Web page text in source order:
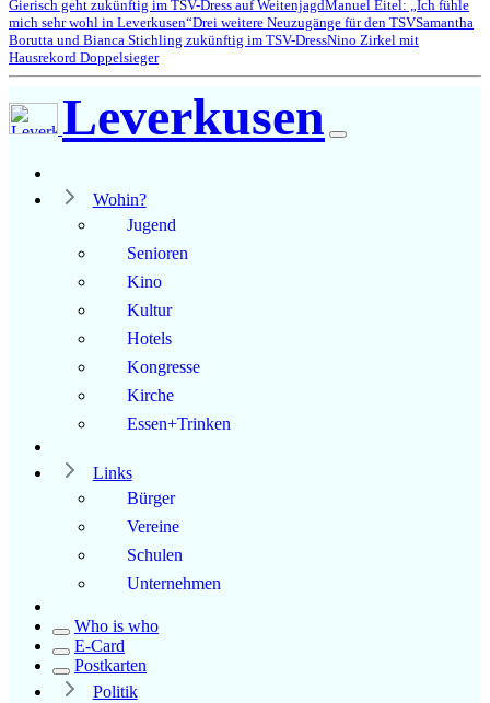
Gierisch geht zukünftig im TSV-Dress auf WeitenjagdManuel Eitel: „Ich fühle
mich sehr wohl in Leverkusen“Drei weitere Neuzugänge für den TSVSamantha
Borutta und Bianca Stichling zukünftig im TSV-DressNino Zirkel mit
Hausrekord Doppelsieger
Leverkusen
Wohin?
Jugend
Senioren
Kino
Kultur
Hotels
Kongresse
Kirche
Essen+Trinken
Links
Bürger
Vereine
Schulen
Unternehmen
Who is who
E-Card
Postkarten
Politik